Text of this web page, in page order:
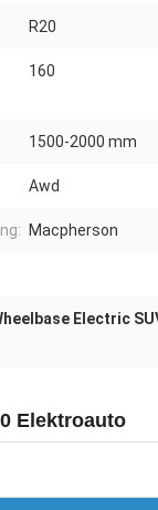
R20
160
1500-2000 mm
Awd
Macpherson
Electric
Elektroauto